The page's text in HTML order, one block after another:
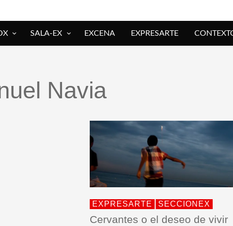
SALA-EX EXCENA EXPRESARTE
Navia
EXPRESARTE SECCIONEX
Cervantes o el deseo de vivir